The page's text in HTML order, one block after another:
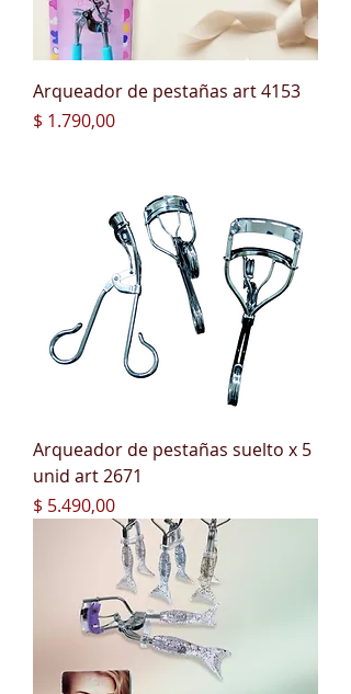
Arqueador de pestañas art 4153
Precio
$ 1.790,00
Arqueador de pestañas suelto x 5
unid art 2671
Precio
$ 5.490,00